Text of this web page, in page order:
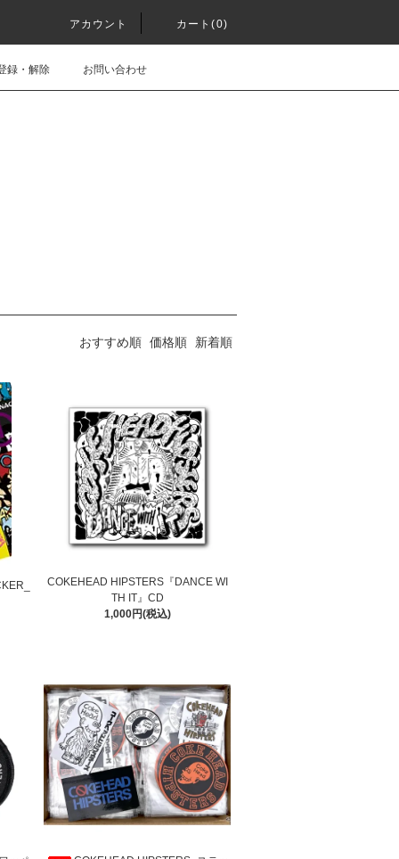
アカウント カート(0)
録・解除 お問い合わせ
おすすめ順 価格順 新着順
COKEHEAD HIPSTERS『DANCE WI
TH IT』CD
1,000円(税込)